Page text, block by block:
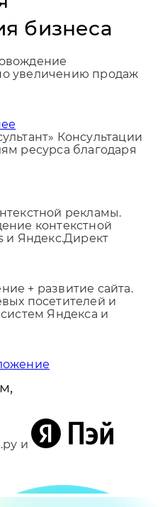
бизнеса
увеличению продаж
Консультации
ресурса благодаря
рекламы.
контекстной
и Яндекс.Директ
+ развитие сайта.
посетителей и
Яндекса и
и